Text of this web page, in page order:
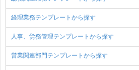
経理業務テンプレートから探す
人事、労務管理テンプレートから探す
営業関連部門テンプレートから探す